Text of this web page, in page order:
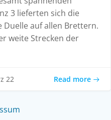
3 lieferten sich die
Duelle auf allen Brettern.
weite Strecken der
22 Read more